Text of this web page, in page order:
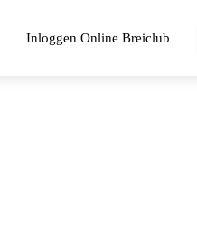
Inloggen Online Breiclub